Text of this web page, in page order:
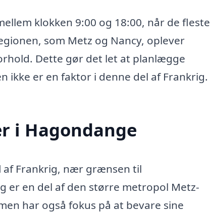
klokken 9:00 og 18:00, når de fleste
som Metz og Nancy, oplever
Dette gør det let at planlægge
ikke er en faktor i denne del af Frankrig.
i Hagondange
af Frankrig, nær grænsen til
er en del af den større metropol Metz-
har også fokus på at bevare sine